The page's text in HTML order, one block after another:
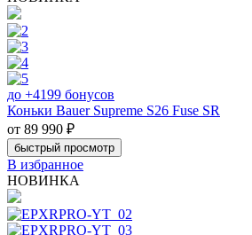
до +4199 бонусов
Коньки Bauer Supreme S26 Fuse SR
от 89 990 ₽
быстрый просмотр
В избранное
НОВИНКА